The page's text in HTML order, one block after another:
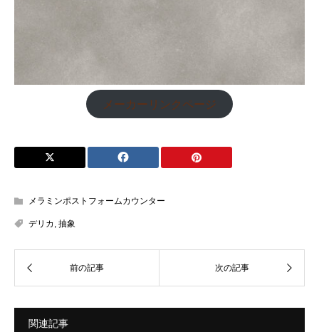
メーカーリンクページ
メラミンポストフォームカウンター
デリカ , 抽象
関連記事